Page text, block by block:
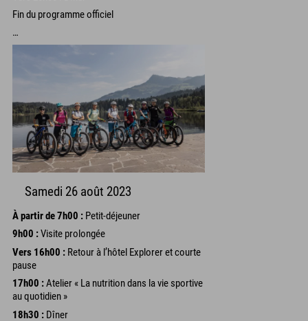
Fin du programme officiel
…
Samedi 26 août 2023
À partir de 7h00 : Petit-déjeuner
9h00 :Visite prolongée
Vers 16h00 : Retour à l’hôtel Explorer et courte
pause
17h00 :Atelier « La nutrition dans la vie sportive
au quotidien »
18h30 : Dîner